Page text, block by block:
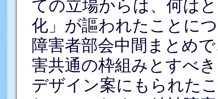
ての立場からは、何は
化」が謳われたことに
障害者部会中間まとめ
害共通の枠組みとすべ
デザイン案にもられた